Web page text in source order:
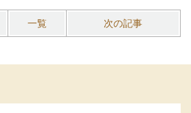
一覧 次の記事